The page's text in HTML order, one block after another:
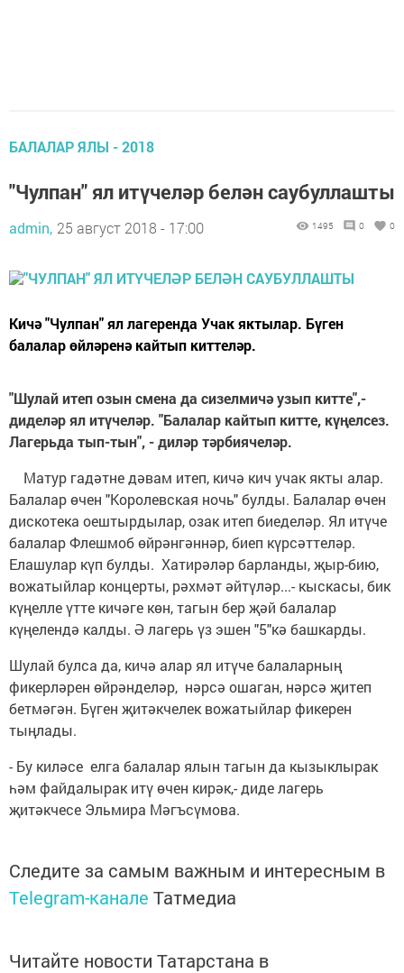
БАЛАЛАР ЯЛЫ - 2018
"Чулпан" ял итүчеләр белән саубуллашты
admin, 25 август 2018 - 17:00 1495 0 0
Кичә "Чулпан" ял лагеренда Учак яктылар. Бүген
балалар өйләренә кайтып киттеләр.
"Шулай итеп озын смена да сизелмичә узып китте",-
диделәр ял итүчеләр. "Балалар кайтып китте, күңелсез.
Лагерьда тып-тын", - диләр тәрбиячеләр.
Матур гадәтне дәвам итеп, кичә кич учак якты алар.
Балалар өчен "Королевская ночь" булды. Балалар өчен
дискотека оештырдылар, озак итеп биеделәр. Ял итүче
балалар Флешмоб өйрәнгәннәр, биеп күрсәттеләр.
Елашулар күп булды. Хатирәләр барланды, җыр-бию,
вожатыйлар концерты, рәхмәт әйтүләр...- кыскасы, бик
күңелле үтте кичәге көн, тагын бер җәй балалар
күңелендә калды. Ә лагерь үз эшен "5"кә башкарды.
Шулай булса да, кичә алар ял итүче балаларның
фикерләрен өйрәнделәр, нәрсә ошаган, нәрсә җитеп
бетмәгән. Бүген җитәкчелек вожатыйлар фикерен
тыңлады.
- Бу киләсе елга балалар ялын тагын да кызыклырак
һәм файдалырак итү өчен кирәк,- диде лагерь
җитәкчесе Эльмира Мәгъсүмова.
Следите за самым важным и интересным в
Telegram-канале Татмедиа
Читайте новости Татарстана в